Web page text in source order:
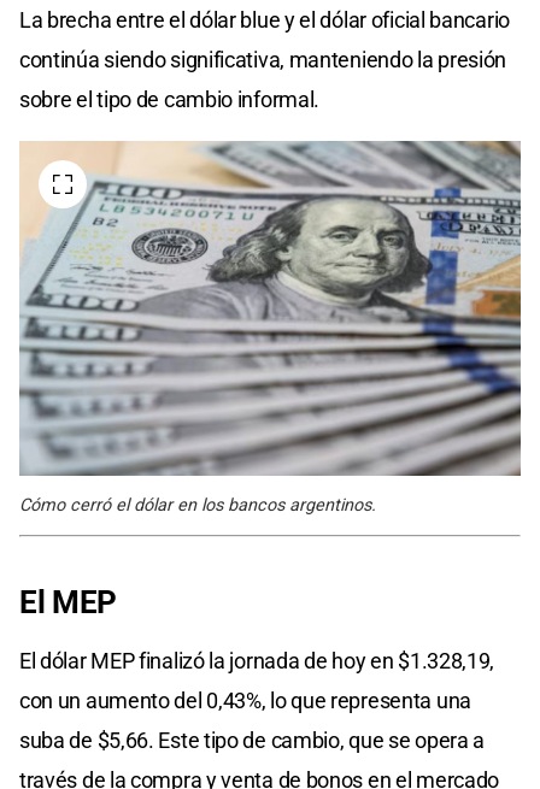
La brecha entre el dólar blue y el dólar oficial bancario
continúa siendo significativa, manteniendo la presión
sobre el tipo de cambio informal.
Cómo cerró el dólar en los bancos argentinos.
El MEP
El dólar MEP finalizó la jornada de hoy en $1.328,19,
con un aumento del 0,43%, lo que representa una
suba de $5,66. Este tipo de cambio, que se opera a
través de la compra y venta de bonos en el mercado